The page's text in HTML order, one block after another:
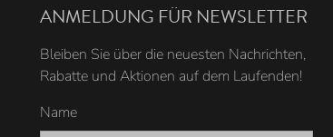
ANMELDUNG FÜR NEWSLETTER
Bleiben Sie über die neuesten Nachrichten,
Rabatte und Aktionen auf dem Laufenden!
Name